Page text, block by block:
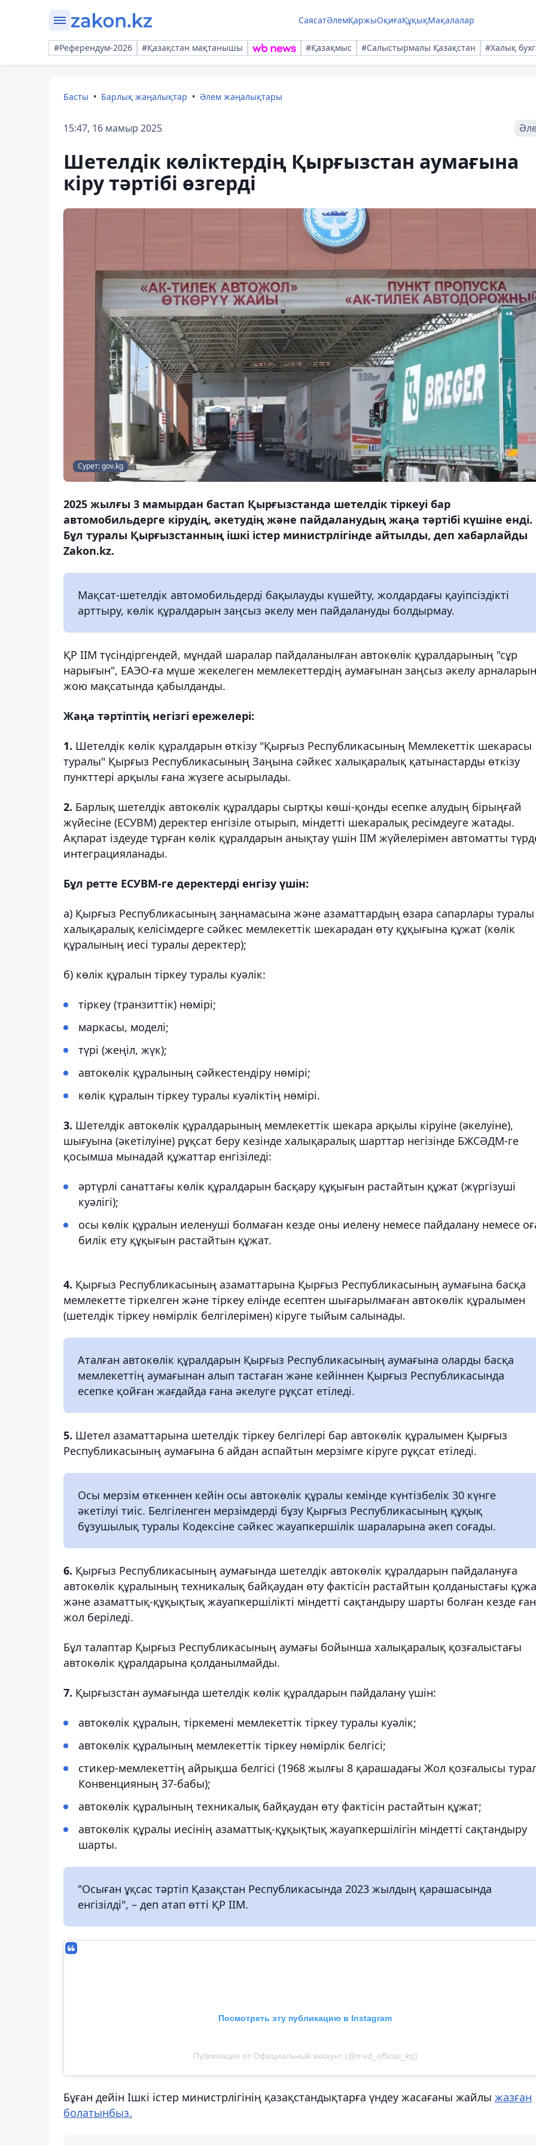
СаясатӘлемҚаржыОқиғаҚұқықМақалалар
#Референдум-2026 #Қазақстан мақтанышы #Қазақмыс #Салыстырмалы Қазақстан #Халық
Басты Барлық жаңалықтар Әлем жаңалықтары
15:47, 16 мамыр 2025
Шетелдік көліктердің Қырғызстан аумағына
кіру тәртібі өзгерді
Сурет: gov.kg
2025 жылғы 3 мамырдан бастап Қырғызстанда шетелдік тіркеуі бар
автомобильдерге кірудің, әкетудің және пайдаланудың жаңа тәртібі күшіне енді.
Бұл туралы Қырғызстанның ішкі істер министрлігінде айтылды, деп хабарлайды
Zakon.kz.
Мақсат-шетелдік автомобильдерді бақылауды күшейту, жолдардағы қауіпсіздікті
арттыру, көлік құралдарын заңсыз әкелу мен пайдалануды болдырмау.
ҚР ІІМ түсіндіргендей, мұндай шаралар пайдаланылған автокөлік құралдарының "сұр
нарығын", ЕАЭО-ға мүше жекелеген мемлекеттердің аумағынан заңсыз әкелу арналарын
жою мақсатында қабылданды.
Жаңа тәртіптің негізгі ережелері:
1. Шетелдік көлік құралдарын өткізу "Қырғыз Республикасының Мемлекеттік шекарасы
туралы" Қырғыз Республикасының Заңына сәйкес халықаралық қатынастарды өткізу
пункттері арқылы ғана жүзеге асырылады.
2. Барлық шетелдік автокөлік құралдары сыртқы көші-қонды есепке алудың бірыңғай
жүйесіне (ЕСУВМ) деректер енгізіле отырып, міндетті шекаралық ресімдеуге жатады.
Ақпарат іздеуде тұрған көлік құралдарын анықтау үшін ІІМ жүйелерімен автоматты
интеграцияланады.
Бұл ретте ЕСУВМ-ге деректерді енгізу үшін:
а) Қырғыз Республикасының заңнамасына және азаматтардың өзара сапарлары туралы
халықаралық келісімдерге сәйкес мемлекеттік шекарадан өту құқығына құжат (көлік
құралының иесі туралы деректер);
б) көлік құралын тіркеу туралы куәлік:
тіркеу (транзиттік) нөмірі;
маркасы, моделі;
түрі (жеңіл, жүк);
автокөлік құралының сәйкестендіру нөмірі;
көлік құралын тіркеу туралы куәліктің нөмірі.
3. Шетелдік автокөлік құралдарының мемлекеттік шекара арқылы кіруіне (әкелуіне),
шығуына (әкетілуіне) рұқсат беру кезінде халықаралық шарттар негізінде БЖСӘДМ-ге
қосымша мынадай құжаттар енгізіледі:
әртүрлі санаттағы көлік құралдарын басқару құқығын растайтын құжат (жүргізуші
куәлігі);
осы көлік құралын иеленуші болмаған кезде оны иелену немесе пайдалану немесе
билік ету құқығын растайтын құжат.
4. Қырғыз Республикасының азаматтарына Қырғыз Республикасының аумағына басқа
мемлекетте тіркелген және тіркеу елінде есептен шығарылмаған автокөлік құралымен
(шетелдік тіркеу нөмірлік белгілерімен) кіруге тыйым салынады.
Аталған автокөлік құралдарын Қырғыз Республикасының аумағына оларды басқа
мемлекеттің аумағынан алып тастаған және кейіннен Қырғыз Республикасында
есепке қойған жағдайда ғана әкелуге рұқсат етіледі.
5. Шетел азаматтарына шетелдік тіркеу белгілері бар автокөлік құралымен Қырғыз
Республикасының аумағына 6 айдан аспайтын мерзімге кіруге рұқсат етіледі.
Осы мерзім өткеннен кейін осы автокөлік құралы кемінде күнтізбелік 30 күнге
әкетілуі тиіс. Белгіленген мерзімдерді бұзу Қырғыз Республикасының құқық
бұзушылық туралы Кодексіне сәйкес жауапкершілік шараларына әкеп соғады.
6. Қырғыз Республикасының аумағында шетелдік автокөлік құралдарын пайдалануға
автокөлік құралының техникалық байқаудан өту фактісін растайтын қолданыстағы
және азаматтық-құқықтық жауапкершілікті міндетті сақтандыру шарты болған кезде
жол беріледі.
Бұл талаптар Қырғыз Республикасының аумағы бойынша халықаралық қозғалыстағы
автокөлік құралдарына қолданылмайды.
7. Қырғызстан аумағында шетелдік көлік құралдарын пайдалану үшін:
автокөлік құралын, тіркемені мемлекеттік тіркеу туралы куәлік;
автокөлік құралының мемлекеттік тіркеу нөмірлік белгісі;
стикер-мемлекеттің айрықша белгісі (1968 жылғы 8 қарашадағы Жол қозғалысы
Конвенцияның 37-бабы);
автокөлік құралының техникалық байқаудан өту фактісін растайтын құжат;
автокөлік құралы иесінің азаматтық-құқықтық жауапкершілігін міндетті сақтандыру
шарты.
"Осыған ұқсас тәртіп Қазақстан Республикасында 2023 жылдың қарашасында
енгізілді", – деп атап өтті ҚР ІІМ.
Посмотреть эту публикацию в Instagram
Публикация от Официальный аккаунт (@mvd_official_kg)
Бұған дейін Ішкі істер министрлігінің қазақстандықтарға үндеу жасағаны жайлы жазған
болатынбыз.